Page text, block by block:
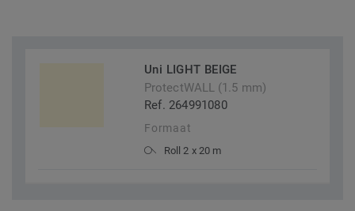
Uni LIGHT BEIGE
ProtectWALL (1.5 mm)
Ref. 264991080
Formaat
Roll 2 x 20 m